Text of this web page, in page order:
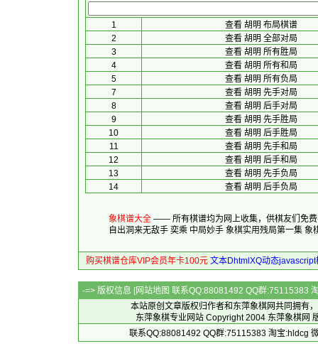
1
查看 胡明 布局棋谱
2
查看 胡明 全部对局
3
查看 胡明 所有胜局
4
查看 胡明 所有和局
5
查看 胡明 所有负局
7
查看 胡明 先手对局
8
查看 胡明 后手对局
9
查看 胡明 先手胜局
10
查看 胡明 后手胜局
11
查看 胡明 先手和局
12
查看 胡明 后手和局
13
查看 胡明 先手负局
14
查看 胡明 后手负局
象棋谱大全—— 所有棋谱均为网上收集，供棋友们免
自出洞来无敌手 奕乘 中局妙手 象棋实用残局第一集 象
购买棋谱仓库VIP会员年卡100元 文本DhtmlXQ动态
-=> 版权信息 [网站地图 联系QQ:88081492 QQ群:75115383
本站原创文章版权归作者和 东萍象棋网共同拥有
东萍象棋专业网站 Copyright 2004 东萍象棋网
联系QQ:88081492 QQ群:75115383 淘宝:hldcg